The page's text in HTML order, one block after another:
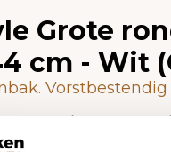
Grote
cm - Wit
Vorstbestendig
vanuit het
zijn, nemen